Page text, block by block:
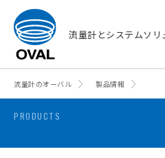
流量計とシステムソ
流量計のオーバル 製品情報
PRODUCTS